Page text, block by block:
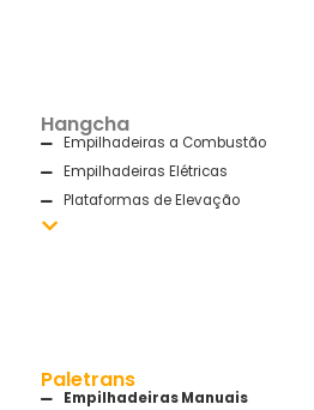
Hangcha
Empilhadeiras a Combustão
Empilhadeiras Elétricas
Plataformas de Elevação
Paletrans
Empilhadeiras Manuais